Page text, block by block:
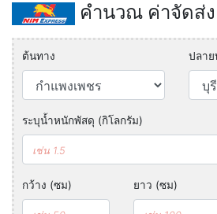
คำนวณ ค่าจัดส่
ต้นทาง ปลาย
ระบุน้ำหนักพัสดุ (กิโลกรัม)
กว้าง (ซม) ยาว (ซม)